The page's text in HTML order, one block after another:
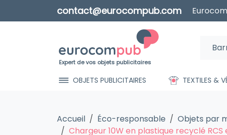
contact@eurocompub.com
Expert de vos objets publicitaires
OBJETS PUBLICITAIRES TEXTILES &
Accueil Éco-responsable Objets par
Chargeur 10W en plastique recyclé